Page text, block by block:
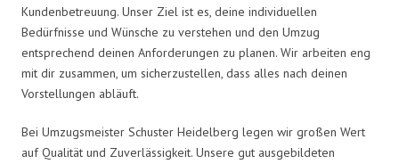
Kundenbetreuung. Unser Ziel ist es, deine individuellen
Bedürfnisse und Wünsche zu verstehen und den Umzug
entsprechend deinen Anforderungen zu planen. Wir arbeiten eng
mit dir zusammen, um sicherzustellen, dass alles nach deinen
Vorstellungen abläuft.
Bei Umzugsmeister Schuster Heidelberg legen wir großen Wert
auf Qualität und Zuverlässigkeit. Unsere gut ausgebildeten